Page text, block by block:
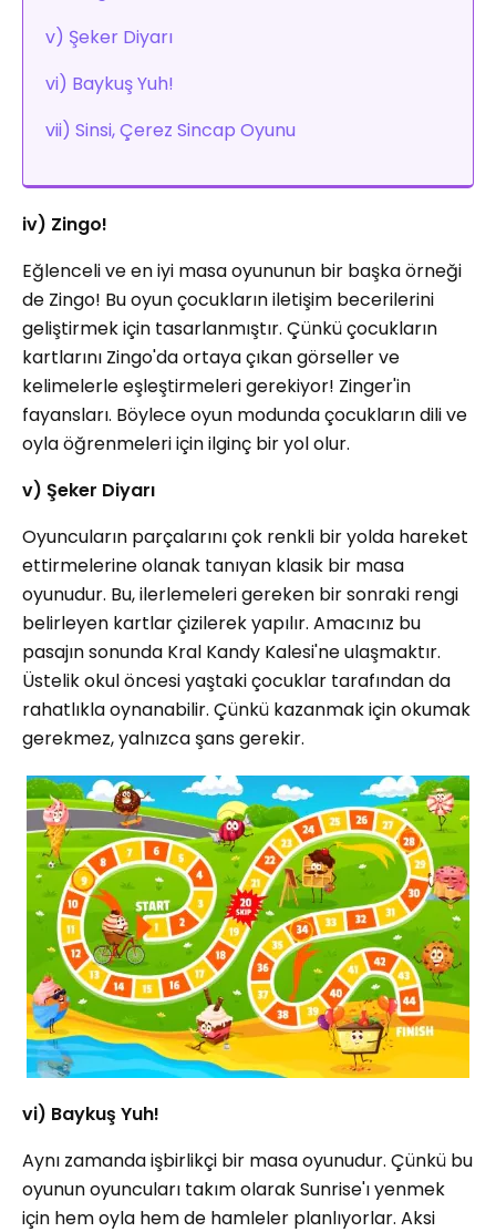
v) Şeker Diyarı
vi) Baykuş Yuh!
vii) Sinsi, Çerez Sincap Oyunu
iv) Zingo!
Eğlenceli ve en iyi masa oyununun bir başka örneği
de Zingo! Bu oyun çocukların iletişim becerilerini
geliştirmek için tasarlanmıştır. Çünkü çocukların
kartlarını Zingo'da ortaya çıkan görseller ve
kelimelerle eşleştirmeleri gerekiyor! Zinger'in
fayansları. Böylece oyun modunda çocukların dili ve
oyla öğrenmeleri için ilginç bir yol olur.
v) Şeker Diyarı
Oyuncuların parçalarını çok renkli bir yolda hareket
ettirmelerine olanak tanıyan klasik bir masa
oyunudur. Bu, ilerlemeleri gereken bir sonraki rengi
belirleyen kartlar çizilerek yapılır. Amacınız bu
pasajın sonunda Kral Kandy Kalesi'ne ulaşmaktır.
Üstelik okul öncesi yaştaki çocuklar tarafından da
rahatlıkla oynanabilir. Çünkü kazanmak için okumak
gerekmez, yalnızca şans gerekir.
vi) Baykuş Yuh!
Aynı zamanda işbirlikçi bir masa oyunudur. Çünkü bu
oyunun oyuncuları takım olarak Sunrise'ı yenmek
için hem oyla hem de hamleler planlıyorlar. Aksi